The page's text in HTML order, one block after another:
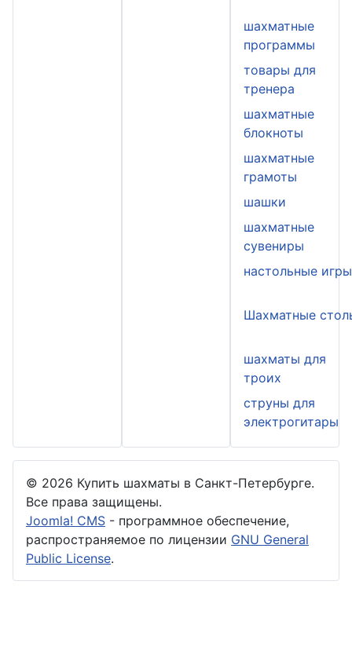
шахматные
программы
товары для
тренера
шахматные
блокноты
шахматные
грамоты
шашки
шахматные
сувениры
настольные игры
Шахматные
шахматы для
троих
струны для
электрогитары
© 2026 Купить шахматы в Санкт-Петербурге.
Все права защищены.
Joomla! CMS - программное обеспечение,
распространяемое по лицензии GNU General
Public License.